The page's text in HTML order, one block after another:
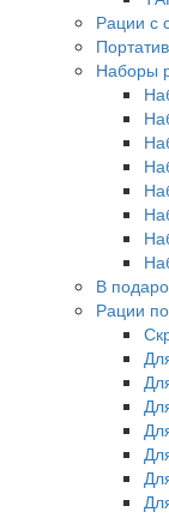
Рации с
Наборы
В
Рации